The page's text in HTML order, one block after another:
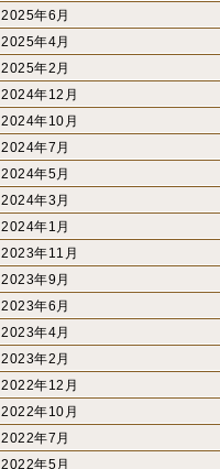
2025年6月
2025年4月
2025年2月
2024年12月
2024年10月
2024年7月
2024年5月
2024年3月
2024年1月
2023年11月
2023年9月
2023年6月
2023年4月
2023年2月
2022年12月
2022年10月
2022年7月
2022年5月